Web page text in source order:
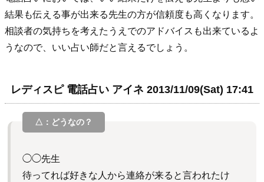
結果も伝える事が出来る先生の方が信頼度も高くなります。
相談者の気持ちを考えたうえでのアドバイスも出来ているよ
うなので、いい占い師だと言えるでしょう。
レディスピ 電話占い アイネ 2013/11/09(Sat) 17:41
◯◯先生
待ってれば好きな人から連絡が来ると言われたけ